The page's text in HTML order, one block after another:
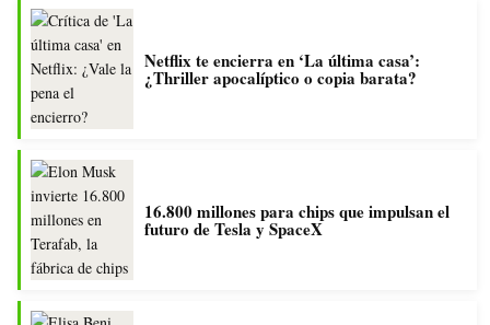
Netflix te encierra en ‘La última casa’:
¿Thriller apocalíptico o copia barata?
16.800 millones para chips que impulsan el
futuro de Tesla y SpaceX